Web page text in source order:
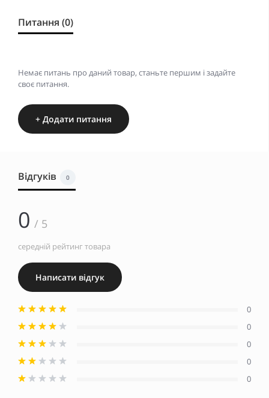
Питання (0)
Немає питань про даний товар, станьте першим і задайте
своє питання.
+ Додати питання
Відгуків 0
0 / 5
середній рейтинг товара
Написати відгук
0
0
0
0
0